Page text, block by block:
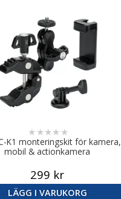
ett 1/4-tums fäste för
ofta kan vinklas i 360
varje ben och är ofta
där du snabbt och
K1 monteringskit för kamera,
mobil & actionkamera
★ ★★★ ★
299 kr
LÄGG I VARUKORG